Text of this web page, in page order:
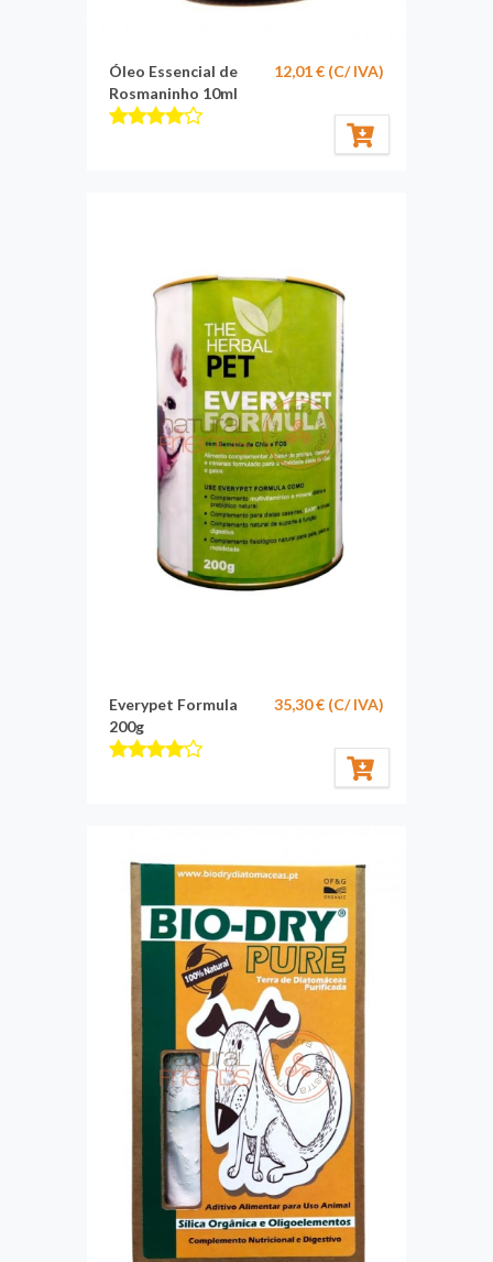
12,01 € (C/ IVA)
Óleo Essencial de
Rosmaninho 10ml
35,30 € (C/ IVA)
Everypet Formula
200g